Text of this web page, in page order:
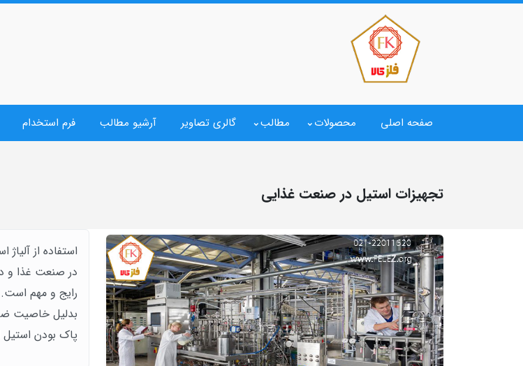
صفحه اصلی محصولات مطالب گالری تصاویر آرشیو مطالب فرم استخدام
تجهیزات استیل در صنعت غذایی
استفاده از
در صنعت غذا و
رایج و مهم
بدلیل خاصیت
پاک بودن